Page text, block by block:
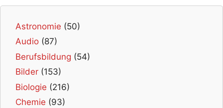
Astronomie (50)
Audio (87)
Berufsbildung (54)
Bilder (153)
Biologie (216)
Chemie (93)